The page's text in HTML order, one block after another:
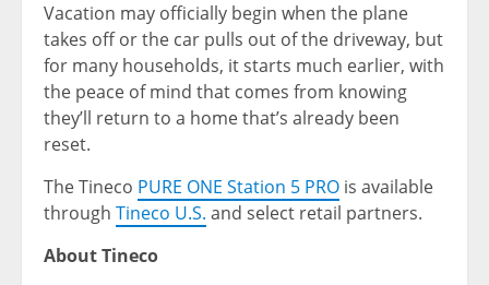
Vacation may officially begin when the plane
takes off or the car pulls out of the driveway, but
for many households, it starts much earlier, with
the peace of mind that comes from knowing
they’ll return to a home that’s already been
reset.
The Tineco PURE ONE Station 5 PRO is available
through Tineco U.S. and select retail partners.
About Tineco